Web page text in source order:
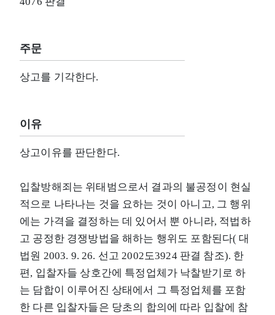
주문
상고를 기각한다.
이유
상고이유를 판단한다.
입찰방해죄는 위태범으로서 결과의 불공정이 현실
적으로 나타나는 것을 요하는 것이 아니고, 그 행위
에는 가격을 결정하는 데 있어서 뿐 아니라, 적법하
고 공정한 경쟁방법을 해하는 행위도 포함된다( 대
법원 2003. 9. 26. 선고 2002도3924 판결 참조). 한
편, 입찰자들 상호간에 특정업체가 낙찰받기로 하
는 담합이 이루어진 상태에서 그 특정업체를 포함
한 다른 입찰자들은 당초의 합의에 따라 입찰에 참